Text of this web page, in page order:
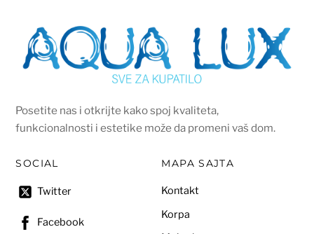
Posetite nas i otkrijte kako spoj kvaliteta,
funkcionalnosti i estetike može da promeni vaš dom.
SOCIAL
Twitter
Facebook
MAPA SAJTA
Kontakt
Korpa